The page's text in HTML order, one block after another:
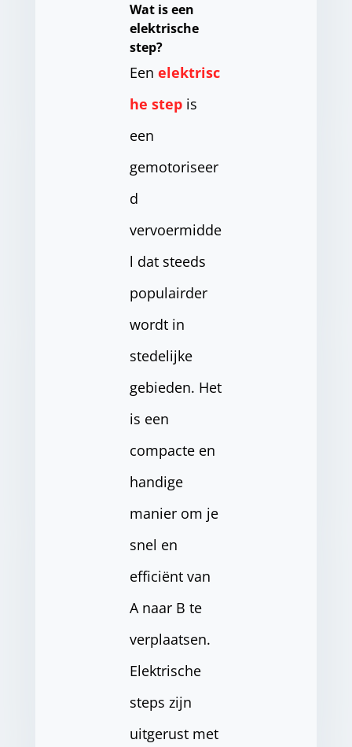
Wat is een
elektrische
step?
Een elektrisc
he stepis
een
gemotoriseer
d
vervoermidde
l dat steeds
populairder
wordt in
stedelijke
gebieden. Het
is een
compacte en
handige
manier om je
snel en
efficiënt van
A naar B te
verplaatsen.
Elektrische
steps zijn
uitgerust met